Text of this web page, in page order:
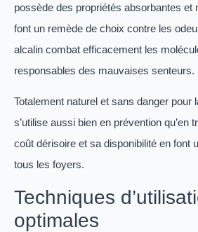
possède des propriétés absorbantes et
font un remède de choix contre les
alcalin combat efficacement les
responsables des mauvaises senteurs.
Totalement naturel et sans danger pour
s’utilise aussi bien en prévention qu’en
coût dérisoire et sa disponibilité en font
tous les foyers.
Techniques
optimales